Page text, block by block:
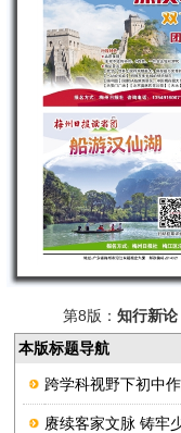
第8版： 知行新论
本版标题导航
跨学科视野下初中
赓续客家文脉 铸牢